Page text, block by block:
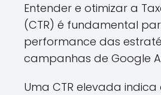
Entender e otimizar a
(CTR) é fundamental
performance das
campanhas de Google
Uma CTR elevada indica